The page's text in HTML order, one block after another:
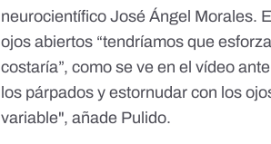
neurocientífico José Ángel Morales.
ojos abiertos “tendríamos que
costaría”, como se ve en el vídeo
los párpados y estornudar con los
variable", añade Pulido.